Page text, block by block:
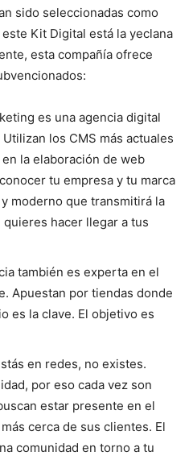
sido seleccionadas como
Kit Digital está la yeclana
esta compañía ofrece
es una agencia digital
los CMS más actuales
la elaboración de web
tu empresa y tu marca
moderno que transmitirá la
quieres hacer llegar a tus
también es experta en el
Apuestan por tiendas donde
es la clave. El objetivo es
en redes, no existes.
por eso cada vez son
estar presente en el
cerca de sus clientes. El
comunidad en torno a tu